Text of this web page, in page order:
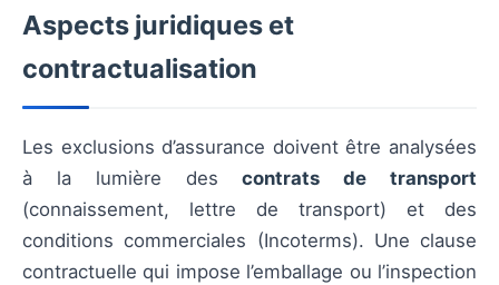
Aspects juridiques et
contractualisation
Les exclusions d’assurance doivent être analysées
à la lumière descontrats de transport
(connaissement, lettre de transport) et des
conditions commerciales (Incoterms). Une clause
contractuelle qui impose l’emballage ou l’inspection